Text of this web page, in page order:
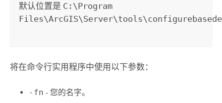
默认位置是 C:\Program
将在命令行实用程序中使用以下参数：
-fn - 您的名字。